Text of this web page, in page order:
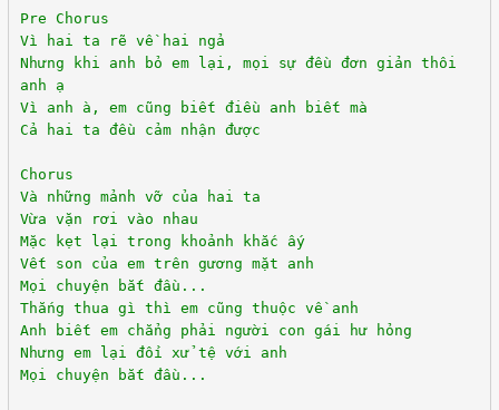
Pre Chorus
Vì hai ta rẽ về hai ngả
Nhưng khi anh bỏ em lại, mọi sự đều đơn giản thôi
anh ạ
Vì anh à, em cũng biết điều anh biết mà
Cả hai ta đều cảm nhận được
Chorus
Và những mảnh vỡ của hai ta
Vừa vặn rơi vào nhau
Mặc kẹt lại trong khoảnh khắc ấy
Vết son của em trên gương mặt anh
Mọi chuyện bắt đầu...
Thắng thua gì thì em cũng thuộc về anh
Anh biết em chẳng phải người con gái hư hỏng
Nhưng em lại đối xử tệ với anh
Mọi chuyện bắt đầu...